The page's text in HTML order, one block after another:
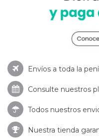
Envíos a toda la
Consulte nuestros
Todos nuestros
Nuestra tienda